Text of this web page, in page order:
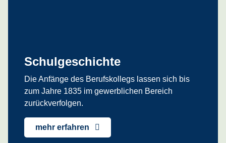
Schulgeschichte
Die Anfänge des Berufskollegs lassen sich bis
zum Jahre 1835 im gewerblichen Bereich
zurückverfolgen.
mehr erfahren